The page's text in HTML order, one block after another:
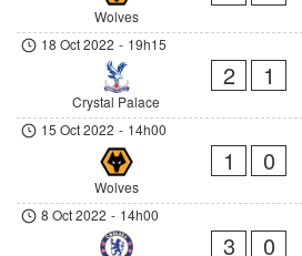
Wolves
18 Oct 2022 - 19h15
Crystal Palace
2 1
15 Oct 2022 - 14h00
Wolves
1 0
8 Oct 2022 - 14h00
3 0